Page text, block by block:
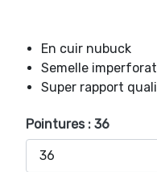
En cuir nubuck
Semelle
Super rapport
Pointures : 36